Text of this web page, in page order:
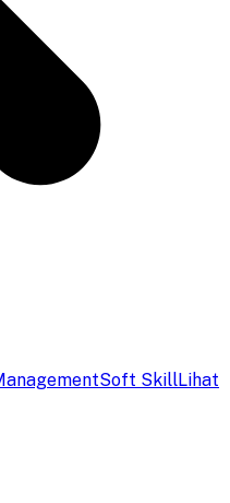
Soft SkillLihat